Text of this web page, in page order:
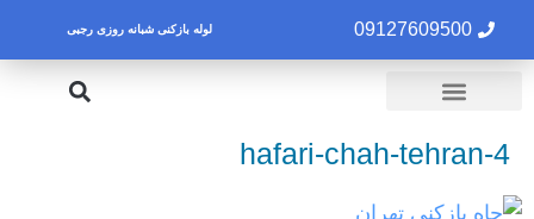
09127609500 لوله بازکنی شبانه روزی رجبی
hafari-chah-tehran-4